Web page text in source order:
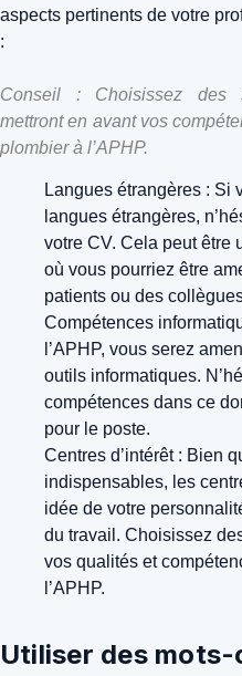
aspects pertinents de votre
:
Conseil : Choisissez des
mettront en avant vos
plombier à l’APHP.
Langues étrangères : Si
langues étrangères,
votre CV. Cela peut être
où vous pourriez être
patients ou des
Compétences
l’APHP, vous serez
outils informatiques.
compétences dans ce
pour le poste.
Centres d’intérêt : Bien
indispensables, les
idée de votre
du travail. Choisissez
vos qualités et
l’APHP.
Utiliser des